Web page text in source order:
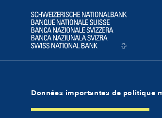
Logo
Données importantes de politique